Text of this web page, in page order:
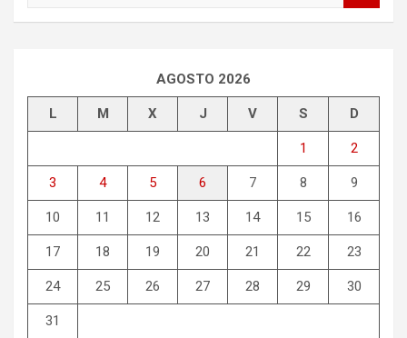
AGOSTO 2026
L M X J V S D
1 2
3 4 5 6 7 8 9
10 11 12 13 14 15 16
17 18 19 20 21 22 23
24 25 26 27 28 29 30
31